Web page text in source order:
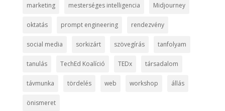
marketing mesterséges intelligencia Midjourney
oktatás prompt engineering rendezvény
social media sorkizárt szövegírás tanfolyam
tanulás TechEd Koalíció TEDx társadalom
távmunka tördelés web workshop állás
önismeret